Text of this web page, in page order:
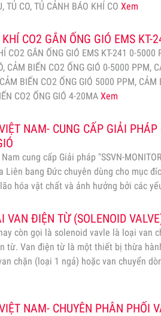
TỦ CO, TỦ CẢNH BÁO KHÍ CO Xem
CO2 GẮN ỐNG GIÓ EMS KT-
CO2 GẮN ỐNG GIÓ EMS KT-241 0-5000
CẢM BIẾN CO2 ỐNG GIÓ 0-5000 PPM,
BIẾN CO2 ỐNG GIÓ 5000 PPM, CẢM
CO2 ỐNG GIÓ 4-20MA Xem
NAM- CUNG CẤP GIẢI
cung cấp Giải pháp "SSVN-
Liên bang Đức chuyên dùng cho mục
hóa vật chất và ảnh hưởng bởi các
VAN ĐIỆN TỪ (SOLENOID
còn gọi là solenoid vavle là loại van
từ. Van điện từ là một thiết bị thừa
chặn (loại 1 ngả) hoặc van chuyển
NAM- CHUYÊN PHÂN PHỐI